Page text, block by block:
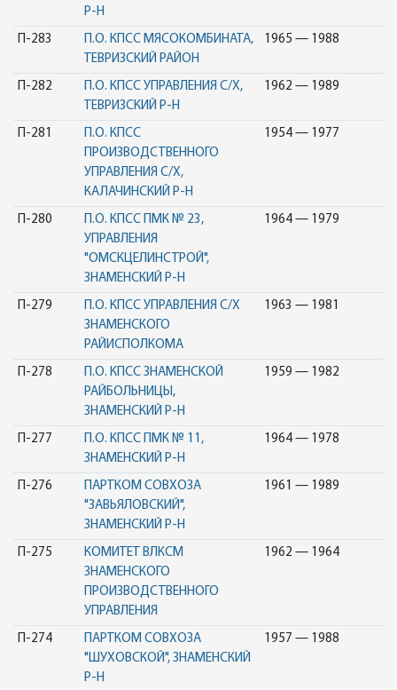
Р-Н
П-283
П.О. КПСС МЯСОКОМБИНАТА,
ТЕВРИЗСКИЙ РАЙОН
1965 — 1988
П-282
П.О. КПСС УПРАВЛЕНИЯ С/Х,
ТЕВРИЗСКИЙ Р-Н
1962 — 1989
П-281
П.О. КПСС
ПРОИЗВОДСТВЕННОГО
УПРАВЛЕНИЯ С/Х,
КАЛАЧИНСКИЙ Р-Н
1954 — 1977
П-280
П.О. КПСС ПМК № 23,
УПРАВЛЕНИЯ
"ОМСКЦЕЛИНСТРОЙ",
ЗНАМЕНСКИЙ Р-Н
1964 — 1979
П-279
П.О. КПСС УПРАВЛЕНИЯ С/Х
ЗНАМЕНСКОГО
РАЙИСПОЛКОМА
1963 — 1981
П-278
П.О. КПСС ЗНАМЕНСКОЙ
РАЙБОЛЬНИЦЫ,
ЗНАМЕНСКИЙ Р-Н
1959 — 1982
П-277
П.О. КПСС ПМК № 11,
ЗНАМЕНСКИЙ Р-Н
1964 — 1978
П-276
ПАРТКОМ СОВХОЗА
"ЗАВЬЯЛОВСКИЙ",
ЗНАМЕНСКИЙ Р-Н
1961 — 1989
П-275
КОМИТЕТ ВЛКСМ
ЗНАМЕНСКОГО
ПРОИЗВОДСТВЕННОГО
УПРАВЛЕНИЯ
1962 — 1964
П-274
ПАРТКОМ СОВХОЗА
"ШУХОВСКОЙ", ЗНАМЕНСКИЙ
Р-Н
1957 — 1988